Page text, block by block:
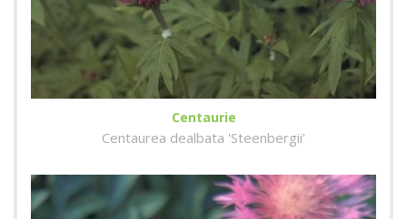
Centaurie
Centaurea dealbata 'Steenbergii'